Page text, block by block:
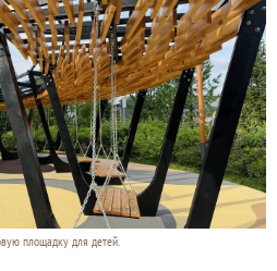
площадку для детей.